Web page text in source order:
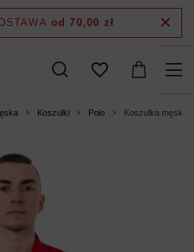
od 70,00 zł
Koszulki Polo Koszulka męska